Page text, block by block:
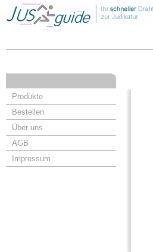
Produkte
Bestellen
Über uns
AGB
Impressum